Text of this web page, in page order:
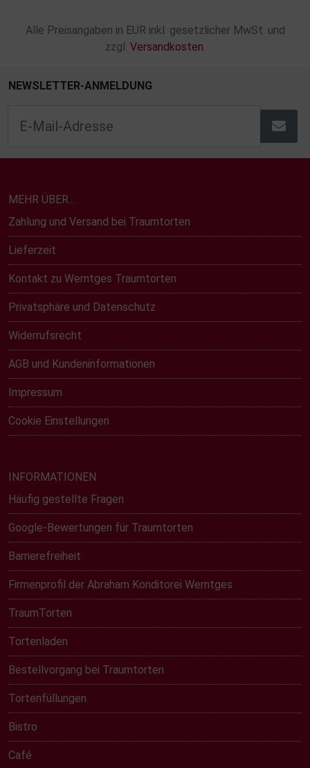
Alle Preisangaben in EUR inkl. gesetzlicher MwSt. und
zzgl. Versandkosten.
NEWSLETTER-ANMELDUNG
MEHR ÜBER...
Zahlung und Versand bei Traumtorten
Lieferzeit
Kontakt zu Werntges Traumtorten
Privatsphäre und Datenschutz
Widerrufsrecht
AGB und Kundeninformationen
Impressum
Cookie Einstellungen
INFORMATIONEN
Häufig gestellte Fragen
Google-Bewertungen für Traumtorten
Barrierefreiheit
Firmenprofil der Abraham Konditorei Werntges
TraumTorten
Tortenladen
Bestellvorgang bei Traumtorten
Tortenfüllungen
Bistro
Café